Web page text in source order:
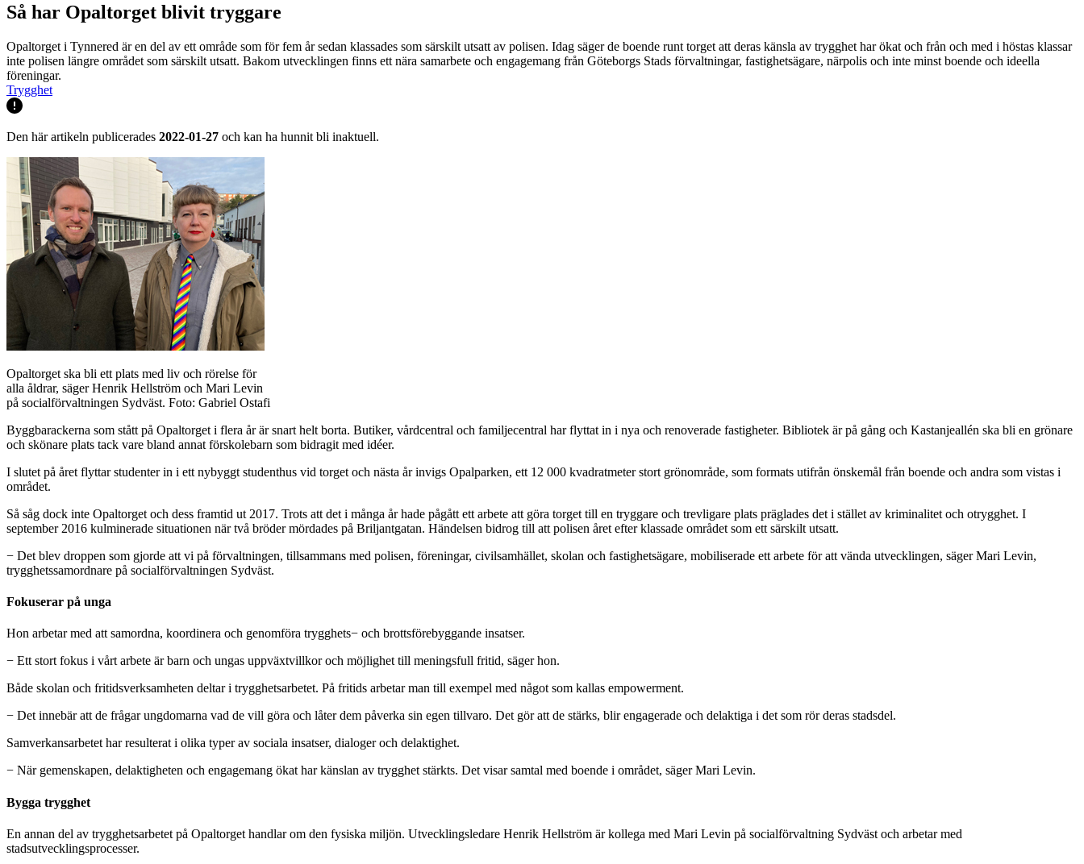
Så har Opaltorget blivit tryggare
Opaltorget i Tynnered är en del av ett område som för fem år sedan klassades som särskilt utsatt av polisen. Idag säger de boende runt torget att deras känsla av trygghet har ökat och från och med i höstas klassar
inte polisen längre området som särskilt utsatt. Bakom utvecklingen finns ett nära samarbete och engagemang från Göteborgs Stads förvaltningar, fastighetsägare, närpolis och inte minst boende och ideella
föreningar.
Trygghet
Den här artikeln publicerades 2022-01-27 och kan ha hunnit bli inaktuell.
Opaltorget ska bli ett plats med liv och rörelse för
alla åldrar, säger Henrik Hellström och Mari Levin
på socialförvaltningen Sydväst. Foto: Gabriel Ostafi
Byggbarackerna som stått på Opaltorget i flera år är snart helt borta. Butiker, vårdcentral och familjecentral har flyttat in i nya och renoverade fastigheter. Bibliotek är på gång och Kastanjeallén ska bli en grönare
och skönare plats tack vare bland annat förskolebarn som bidragit med idéer.
I slutet på året flyttar studenter in i ett nybyggt studenthus vid torget och nästa år invigs Opalparken, ett 12 000 kvadratmeter stort grönområde, som formats utifrån önskemål från boende och andra som vistas i
området.
Så såg dock inte Opaltorget och dess framtid ut 2017. Trots att det i många år hade pågått ett arbete att göra torget till en tryggare och trevligare plats präglades det i stället av kriminalitet och otrygghet. I
september 2016 kulminerade situationen när två bröder mördades på Briljantgatan. Händelsen bidrog till att polisen året efter klassade området som ett särskilt utsatt.
− Det blev droppen som gjorde att vi på förvaltningen, tillsammans med polisen, föreningar, civilsamhället, skolan och fastighetsägare, mobiliserade ett arbete för att vända utvecklingen, säger Mari Levin,
trygghetssamordnare på socialförvaltningen Sydväst.
Fokuserar på unga
Hon arbetar med att samordna, koordinera och genomföra trygghets− och brottsförebyggande insatser.
− Ett stort fokus i vårt arbete är barn och ungas uppväxtvillkor och möjlighet till meningsfull fritid, säger hon.
Både skolan och fritidsverksamheten deltar i trygghetsarbetet. På fritids arbetar man till exempel med något som kallas empowerment.
− Det innebär att de frågar ungdomarna vad de vill göra och låter dem påverka sin egen tillvaro. Det gör att de stärks, blir engagerade och delaktiga i det som rör deras stadsdel.
Samverkansarbetet har resulterat i olika typer av sociala insatser, dialoger och delaktighet.
− När gemenskapen, delaktigheten och engagemang ökat har känslan av trygghet stärkts. Det visar samtal med boende i området, säger Mari Levin.
Bygga trygghet
En annan del av trygghetsarbetet på Opaltorget handlar om den fysiska miljön. Utvecklingsledare Henrik Hellström är kollega med Mari Levin på socialförvaltning Sydväst och arbetar med
stadsutvecklingsprocesser.